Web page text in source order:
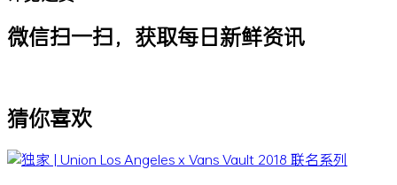
微信扫一扫，获取每日新鲜资讯
猜你喜欢